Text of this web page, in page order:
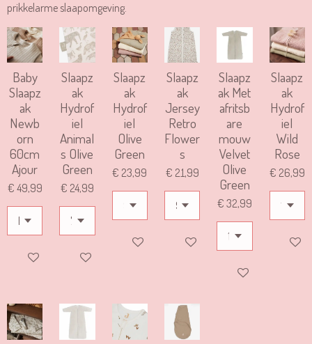
prikkelarme slaapomgeving.
Baby
Slaapz
ak
Newb
orn
60cm
Ajour
€ 49,99
IN WINKELWAGEN
Slaapz
ak
Hydrof
iel
Animal
s Olive
Green
€ 24,99
IN WINKELWAGEN
Slaapz
ak
Hydrof
iel
Olive
Green
€ 23,99
IN WINKELWAGEN
Slaapz
ak
Jersey
Retro
Flower
s
€ 21,99
IN WINKELWAGEN
Slaapz
ak Met
afritsb
are
mouw
Velvet
Olive
Green
€ 32,99
IN WINKELWAGEN
Slaapz
ak
Hydrof
iel
Wild
Rose
€ 26,99
IN